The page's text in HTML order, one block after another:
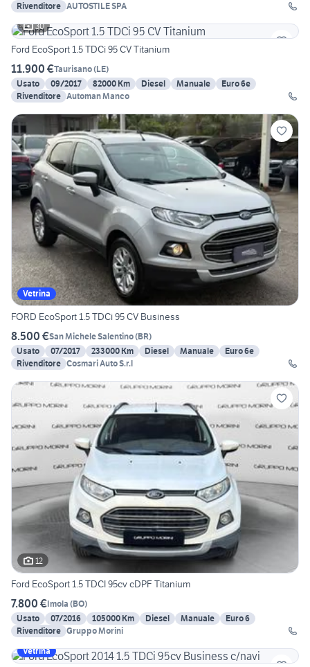
Rivenditore AUTOSTILE SPA
30
Ford EcoSport 1.5 TDCi 95 CV Titanium
11.900 €Taurisano(LE)
Usato
09/2017 82000 Km Diesel Manuale
Euro 6e
Rivenditore Automan Manco
Vetrina
FORD EcoSport 1.5 TDCi 95 CV Business
8.500 €San Michele Salentino(BR)
Usato
07/2017 233000 Km Diesel Manuale
Euro 6e
Rivenditore Cosmari Auto S.r.l
12
Ford EcoSport 1.5 TDCI 95cv cDPF Titanium
7.800 €Imola (BO)
Usato
07/2016 105000 Km Diesel Manuale
Euro 6
Rivenditore Gruppo Morini
Vetrina